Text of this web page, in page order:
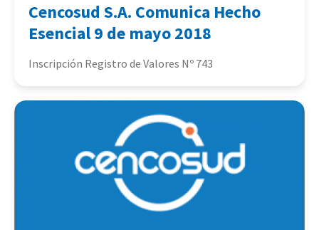
Cencosud S.A. Comunica Hecho
Esencial 9 de mayo 2018
Inscripción Registro de Valores Nº 743